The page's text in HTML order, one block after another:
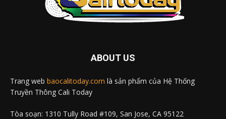
ABOUT US
Trang web baocalitoday.com là sản phẩm của Hệ Thống
Truyền Thông Cali Today
Tòa soạn: 1310 Tully Road #109, San Jose, CA 95122